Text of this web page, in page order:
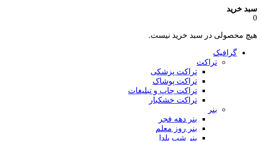
سبد خرید
0
هیچ محصولی در سبد خرید نیست.
گرافیک
تراکت
تراکت پزشکی
تراکت پوشاک
تراکت چاپ و تبلیغات
تراکت خشکبار
بنر
بنر دهه فجر
بنر روز معلم
بنر شب یلدا